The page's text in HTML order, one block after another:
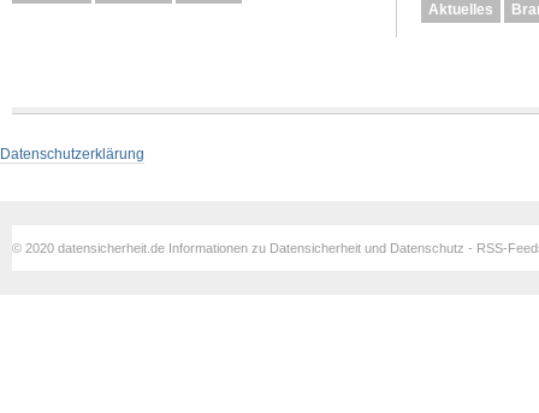
Aktuelles
Datenschutzerklärung
© 2020 datensicherheit.de Informationen zu Datensicherheit und Datenschutz - RSS-